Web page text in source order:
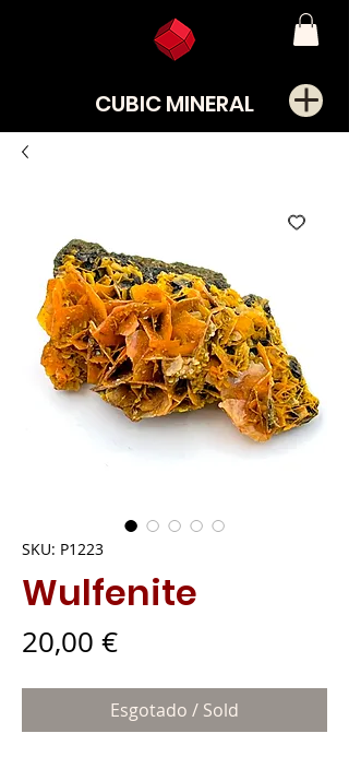
CUBIC MINERAL
SKU: P1223
Wulfenite
20,00 €Preço
Esgotado / Sold